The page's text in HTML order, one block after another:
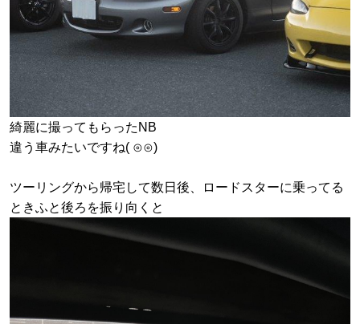
綺麗に撮ってもらったNB
違う車みたいですね( ⊙⊙)
ツーリングから帰宅して数日後、ロードスターに乗ってる
ときふと後ろを振り向くと